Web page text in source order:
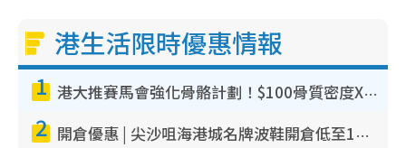
港生活限時優惠情報
1 港大推賽馬會強化骨骼計劃！$100骨質密度X光檢查 完成免費運動訓練送超市禮券！附參加資格
2 開倉優惠 | 尖沙咀海港城名牌波鞋開倉低至1折！On鞋$899起／Joy&Peace鞋履$98起